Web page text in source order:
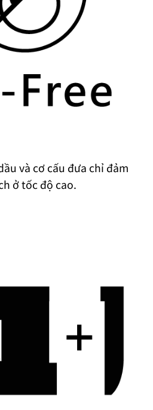
và cơ cấu đưa chỉ đảm
ở tốc độ cao.